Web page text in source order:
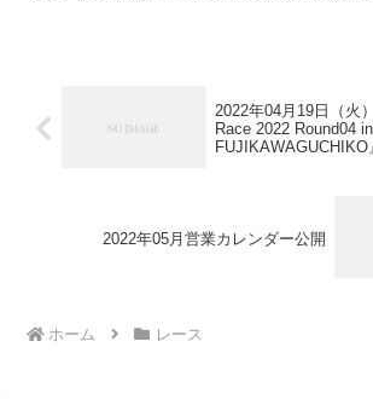
2022年04月19日（火
Race 2022 Round04
FUJIKAWAGUCHIKO
2022年05月営業カレンダー公開
ホーム レース